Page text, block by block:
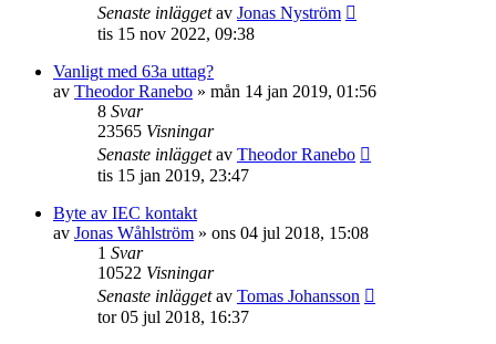
Senaste inläggetav Jonas Nyström
tis 15 nov 2022, 09:38
Vanligt med 63a uttag?
av Theodor Ranebo » mån 14 jan 2019, 01:56
8 Svar
23565 Visningar
Senaste inläggetav Theodor Ranebo
tis 15 jan 2019, 23:47
Byte av IEC kontakt
av Jonas Wåhlström » ons 04 jul 2018, 15:08
1 Svar
10522 Visningar
Senaste inläggetav Tomas Johansson
tor 05 jul 2018, 16:37